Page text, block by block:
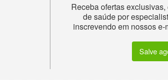
Receba ofertas
de saúde por
inscrevendo em nossos
Salve